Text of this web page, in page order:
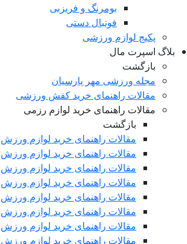
بومرنگ و فریزبی
فوتبال دستی
پکیج لوازم ورزشی
اسپرت مال
بازگشت
مجله ورزشی مهر پارسیان
مقالات راهنمای خرید کفش ورزشی
مقالات راهنمای خرید لوازم رزمی
بازگشت
مقالات راهنمای خرید لوازم ورزش
مقالات راهنمای خرید لوازم ورزش
مقالات راهنمای خرید لوازم ورزش
مقالات راهنمای خرید لوازم ورزش
مقالات راهنمای خرید لوازم ورزش
مقالات راهنمای خرید لوازم ورزش
مقالات راهنمای خرید لوازم ورزش
مقالات راهنمای خرید لوازم ورزش